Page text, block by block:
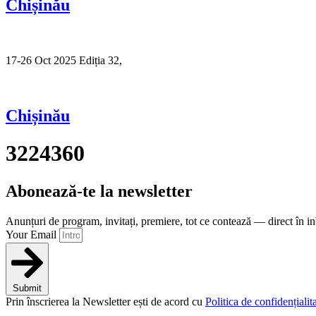
Chișinău
17-26 Oct 2025 Ediția 32,
Chișinău
3224360
Abonează-te la newsletter
Anunțuri de program, invitați, premiere, tot ce contează — direct în
Your Email
Submit
Prin înscrierea la Newsletter ești de acord cu Politica de